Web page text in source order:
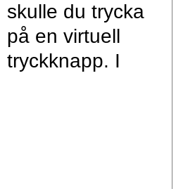
skulle du trycka
på en virtuell
tryckknapp. I